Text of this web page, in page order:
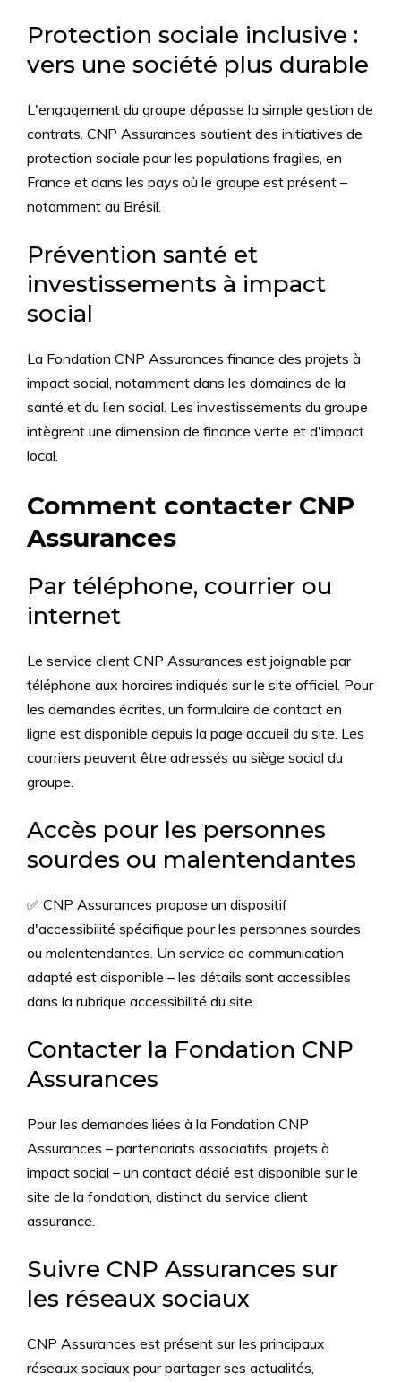
Protection sociale inclusive :
vers une société plus durable
L'engagement du groupe dépasse la simple gestion de
contrats. CNP Assurances soutient des initiatives de
protection sociale pour les populations fragiles, en
France et dans les pays où le groupe est présent –
notamment au Brésil.
Prévention santé et
investissements à impact
social
La Fondation CNP Assurances finance des projets à
impact social, notamment dans les domaines de la
santé et du lien social. Les investissements du groupe
intègrent une dimension de finance verte et d'impact
local.
Comment contacter CNP
Assurances
Par téléphone, courrier ou
internet
Le service client CNP Assurances est joignable par
téléphone aux horaires indiqués sur le site officiel. Pour
les demandes écrites, un formulaire de contact en
ligne est disponible depuis la page accueil du site. Les
courriers peuvent être adressés au siège social du
groupe.
Accès pour les personnes
sourdes ou malentendantes
✅ CNP Assurances propose un dispositif
d'accessibilité spécifique pour les personnes sourdes
ou malentendantes. Un service de communication
adapté est disponible – les détails sont accessibles
dans la rubrique accessibilité du site.
Contacter la Fondation CNP
Assurances
Pour les demandes liées à la Fondation CNP
Assurances – partenariats associatifs, projets à
impact social – un contact dédié est disponible sur le
site de la fondation, distinct du service client
assurance.
Suivre CNP Assurances sur
les réseaux sociaux
CNP Assurances est présent sur les principaux
réseaux sociaux pour partager ses actualités,